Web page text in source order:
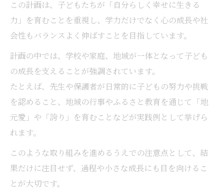
この計画は、子どもたちが「自分らしく幸せに生きる
力」を育むことを重視し、学力だけでなく心の成長や社
会性もバランスよく伸ばすことを目指しています。
計画の中では、学校や家庭、地域が一体となって子ども
の成長を支えることが強調されています。
たとえば、先生や保護者が日常的に子どもの努力や挑戦
を認めること、地域の行事やふるさと教育を通じて「地
元愛」や「誇り」を育むことなどが実践例として挙げら
れます。
このような取り組みを進めるうえでの注意点として、結
果だけに注目せず、過程や小さな成長にも目を向けるこ
とが大切です。